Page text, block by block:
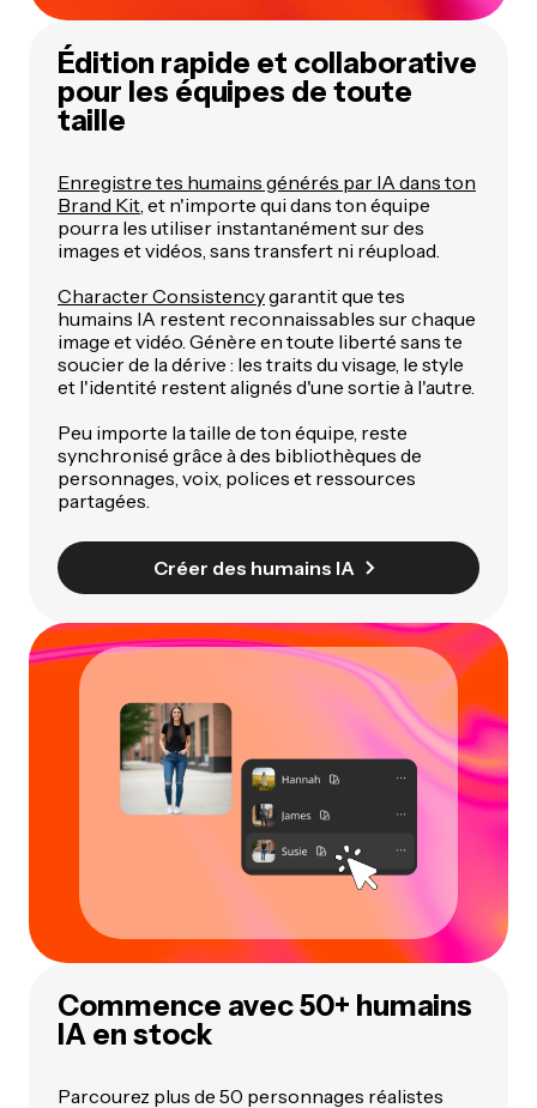
Édition rapide et collaborative
pour les équipes de toute
taille
Enregistre tes humains générés par IA dans ton
Brand Kit , et n'importe qui dans ton équipe
pourra les utiliser instantanément sur des
images et vidéos, sans transfert ni réupload.
Character Consistencygarantit que tes
humains IA restent reconnaissables sur chaque
image et vidéo. Génère en toute liberté sans te
soucier de la dérive : les traits du visage, le style
et l'identité restent alignés d'une sortie à l'autre.
Peu importe la taille de ton équipe, reste
synchronisé grâce à des bibliothèques de
personnages, voix, polices et ressources
partagées.
Créer des humains IA
Commence avec 50+ humains
IA en stock
Parcourez plus de 50 personnages réalistes